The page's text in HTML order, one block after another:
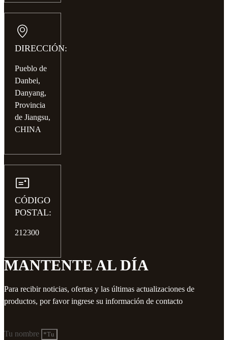
DIRECCIÓN:
Pueblo de
Danbei,
Danyang,
Provincia
de Jiangsu,
CHINA
CÓDIGO
POSTAL:
212300
MANTENTE AL DÍA
Para recibir noticias, ofertas y las últimas actualizaciones de
productos, por favor ingrese su información de contacto
Tu nombre